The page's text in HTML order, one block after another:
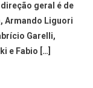
geral é de
Armando Liguori
Garelli,
e Fabio […]